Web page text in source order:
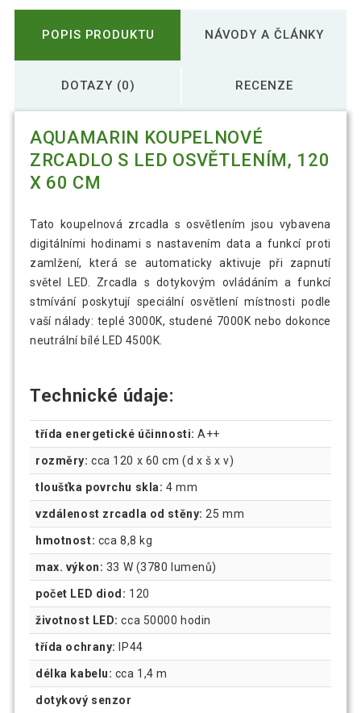
POPIS PRODUKTU NÁVODY A ČLÁNKY
DOTAZY (0) RECENZE
AQUAMARIN KOUPELNOVÉ
ZRCADLO S LED OSVĚTLENÍM, 120
X 60 CM
Tato koupelnová zrcadla s osvětlením jsou vybavena
digitálními hodinami s nastavením data a funkcí proti
zamlžení, která se automaticky aktivuje při zapnutí
světel LED. Zrcadla s dotykovým ovládáním a funkcí
stmívání poskytují speciální osvětlení místnosti podle
vaší nálady: teplé 3000K, studené 7000K nebo dokonce
neutrální bílé LED 4500K.
Technické údaje:
třída energetické účinnosti: A++
rozměry: cca 120 x 60 cm (d x š x v)
tloušťka povrchu skla: 4 mm
vzdálenost zrcadla od stěny: 25 mm
hmotnost: cca 8,8 kg
max. výkon: 33 W (3780 lumenů)
počet LED diod: 120
životnost LED: cca 50000 hodin
třída ochrany: IP44
délka kabelu: cca 1,4 m
dotykový senzor